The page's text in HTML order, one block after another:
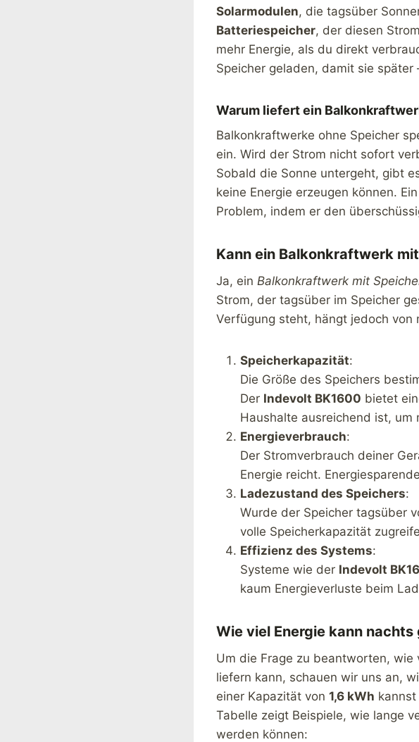
Solarmodulen, die tagsüber
Batteriespeicher, der diesen
mehr Energie, als du direkt
Speicher geladen, damit sie
Warum liefert ein
Balkonkraftwerke ohne Speicher
ein. Wird der Strom nicht sofort
Sobald die Sonne untergeht, gibt
keine Energie erzeugen können.
Problem, indem er den
Kann ein Balkonkraftwerk
Ja, ein Balkonkraftwerk mit
Strom, der tagsüber im Speicher
Verfügung steht, hängt jedoch von
Speicherkapazität:
Die Größe des Speichers
Der Indevolt BK1600 bietet
Haushalte ausreichend ist, um
Energieverbrauch:
Der Stromverbrauch deiner
Energie reicht.
Ladezustand des Speichers:
Wurde der Speicher tagsüber
volle Speicherkapazität
Effizienz des Systems:
Systeme wie der Indevolt
kaum Energieverluste beim
Wie viel Energie kann
Um die Frage zu beantworten, wie
liefern kann, schauen wir uns an,
einer Kapazität von 1,6 kWh
Tabelle zeigt Beispiele, wie lange
werden können: